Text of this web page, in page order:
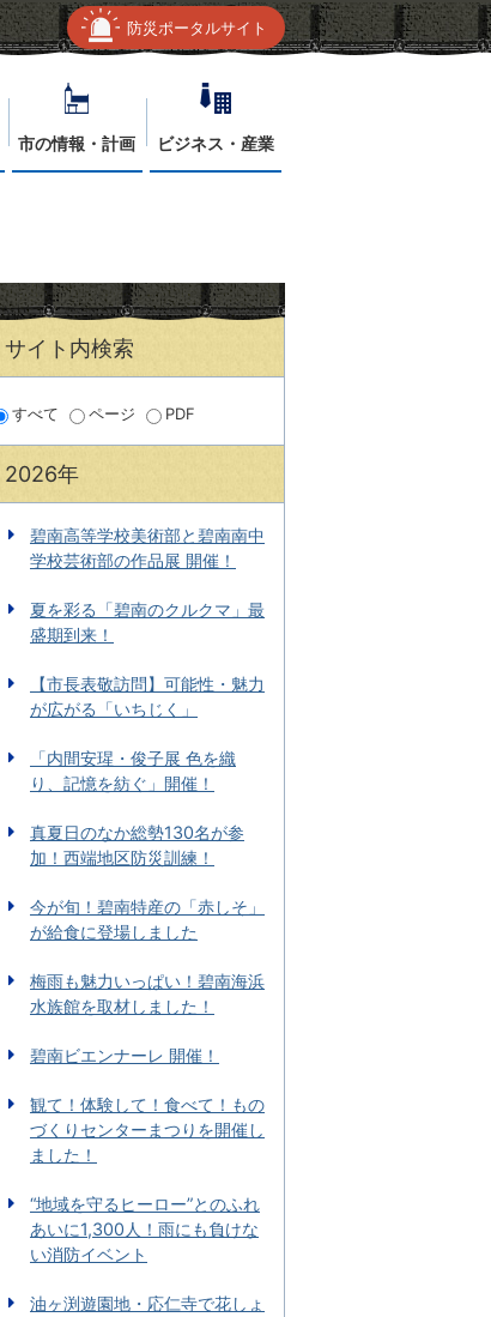
防災ポータルサイト
市の情報・計画 ビジネス・産業
サイト内検索
すべて ページ PDF
2026年
碧南高等学校美術部と碧南南中
学校芸術部の作品展 開催！
夏を彩る「碧南のクルクマ」最
盛期到来！
【市長表敬訪問】可能性・魅力
が広がる「いちじく」
「内間安瑆・俊子展 色を織
り、記憶を紡ぐ」開催！
真夏日のなか総勢130名が参
加！西端地区防災訓練！
今が旬！碧南特産の「赤しそ」
が給食に登場しました
梅雨も魅力いっぱい！碧南海浜
水族館を取材しました！
碧南ビエンナーレ 開催！
観て！体験して！食べて！もの
づくりセンターまつりを開催し
ました！
“地域を守るヒーロー”とのふれ
あいに1,300人！雨にも負けな
い消防イベント
油ヶ渕遊園地・応仁寺で花しょ